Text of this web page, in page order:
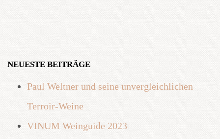
NEUESTE BEITRÄGE
Paul Weltner und seine unvergleichlichen
Terroir-Weine
VINUM Weinguide 2023